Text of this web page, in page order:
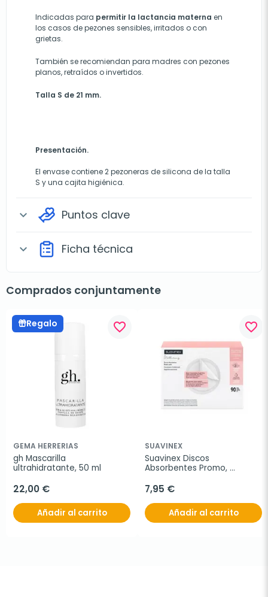
Indicadas para permitir la lactancia materna en
los casos de pezones sensibles, irritados o con
grietas.
También se recomiendan para madres con pezones
planos, retraídos o invertidos.
Talla S de 21 mm.
Presentación.
El envase contiene 2 pezoneras de silicona de la talla
S y una cajita higiénica.
expand_more Puntos clave
expand_more Ficha técnica
Comprados conjuntamente
Regalo favorite_border
GEMA HERRERIAS
gh Mascarilla
ultrahidratante, 50 ml
22,00 €
Añadir al carrito
favorite_border
SUAVINEX
Suavinex Discos
Absorbentes Promo,
7,95 €
Añadir al carrito